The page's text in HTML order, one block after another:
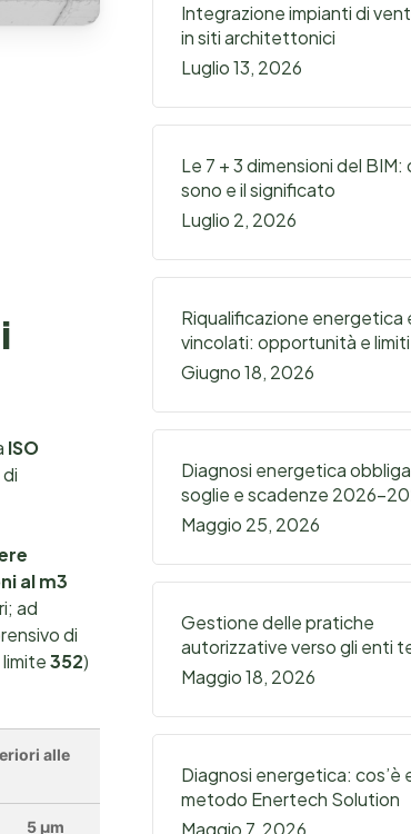
ISO
di
al m3
ad
di
limite352)
alle
5 µm
Integrazione impianti di
in siti architettonici
Luglio 13, 2026
Le 7 + 3 dimensioni del BIM:
sono e il significato
Luglio 2, 2026
Riqualificazione energetica
vincolati: opportunità e limiti
Giugno 18, 2026
Diagnosi energetica
soglie e scadenze 2026-
Maggio 25, 2026
Gestione delle pratiche
autorizzative verso gli enti
Maggio 18, 2026
Diagnosi energetica: cos’è
metodo Enertech Solution
Maggio 7, 2026